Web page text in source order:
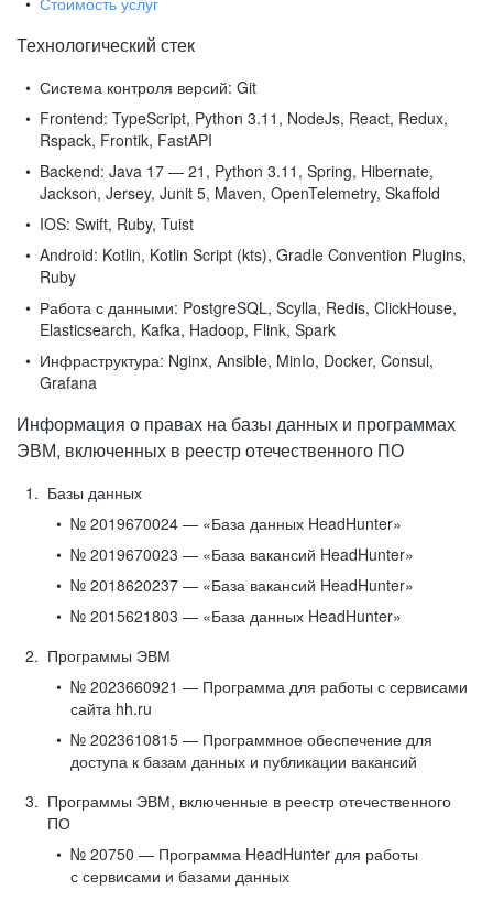
Технологический стек
Система контроля версий: Git
Frontend: TypeScript, Python 3.11, NodeJs, React, Redux,
Rspack, Frontik, FastAPI
Backend: Java 17 — 21, Python 3.11, Spring, Hibernate,
Jackson, Jersey, Junit 5, Maven, OpenTelemetry, Skaffold
IOS: Swift, Ruby, Tuist
Android: Kotlin, Kotlin Script (kts), Gradle Convention Plugins,
Ruby
Работа с данными: PostgreSQL, Scylla, Redis, ClickHouse,
Elasticsearch, Kafka, Hadoop, Flink, Spark
Инфраструктура: Nginx, Ansible, MinIo, Docker, Consul,
Grafana
Информация о правах на базы данных и программах
ЭВМ, включенных в реестр отечественного ПО
Базы данных
№ 2019670024 — «База данных HeadHunter»
№ 2019670023 — «База вакансий HeadHunter»
№ 2018620237 — «База вакансий HeadHunter»
№ 2015621803 — «База данных HeadHunter»
Программы ЭВМ
№ 2023660921 — Программа для работы с сервисами
сайта hh.ru
№ 2023610815 — Программное обеспечение для
доступа к базам данных и публикации вакансий
Программы ЭВМ, включенные в реестр отечественного
ПО
№ 20750 — Программа HeadHunter для работы
с сервисами и базами данных